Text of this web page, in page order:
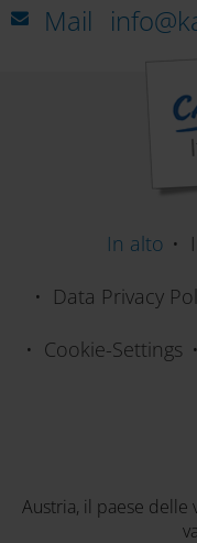
Mail
In alto
Data Privacy
Cookie-Settings
Austria, il paese delle